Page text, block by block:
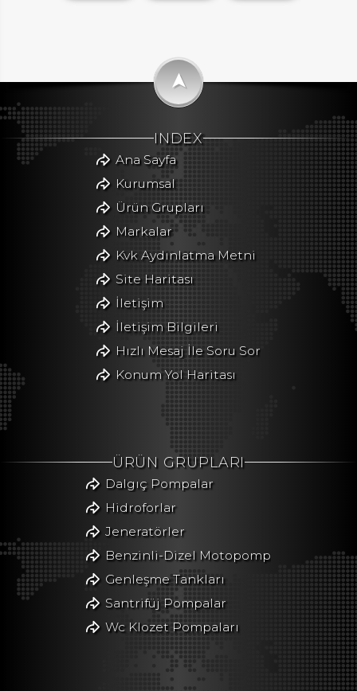
➤
INDEX
Ana Sayfa
Kurumsal
Ürün Grupları
Markalar
Kvk Aydınlatma Metni
Site Haritası
İletişim
İletişim Bilgileri
Hızlı Mesaj İle Soru Sor
Konum Yol Haritası
ÜRÜN GRUPLARI
Dalgıç Pompalar
Hidroforlar
Jeneratörler
Benzinli-Dizel Motopomp
Genleşme Tankları
Santrifüj Pompalar
Wc Klozet Pompaları